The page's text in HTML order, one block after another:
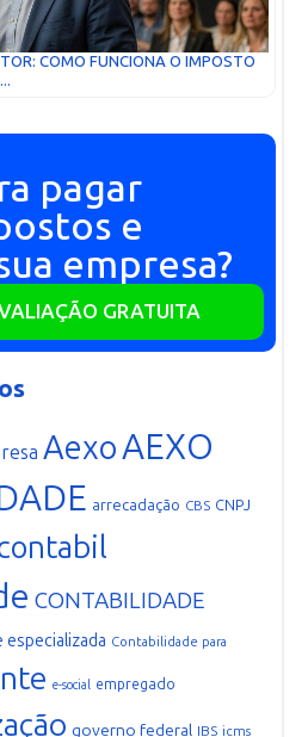
COMO FUNCIONA O IMPOSTO
pagar
e
empresa?
GRATUITA
AexoAEXO
arrecadação CBS CNPJ
CONTABILIDADE
Contabilidade para
e-social empregado
governo federal IBS icms